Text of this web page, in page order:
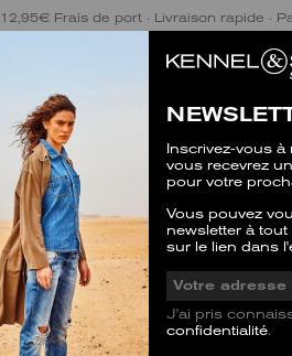
12,95€ Frais de port · Livraison rapide ·
Inscrivez-vous
vous recevrez un
pour votre
Vous pouvez
newsletter à
sur le lien dans
J'ai pris
confidentialité.